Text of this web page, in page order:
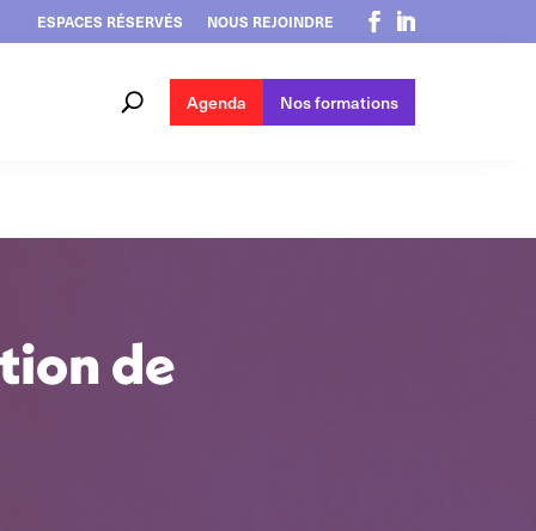
ESPACES RÉSERVÉS NOUS REJOINDRE
Agenda Nos formations
de